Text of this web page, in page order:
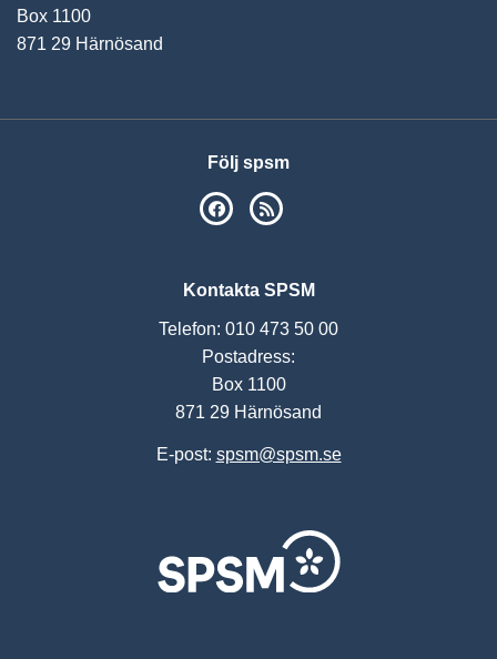
Box 1100
871 29 Härnösand
Följ spsm
SPSM på Facebook
Kontakta SPSM
Telefon: 010 473 50 00
Postadress:
Box 1100
871 29 Härnösand
E-post: spsm@spsm.se